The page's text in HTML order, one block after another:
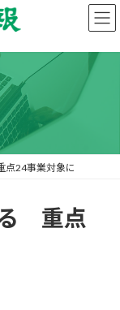
24事業対象に
る 重点